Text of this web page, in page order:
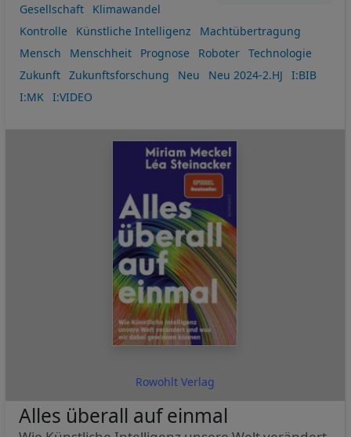
Gesellschaft
Klimawandel
Kontrolle
Künstliche Intelligenz
Machtübertragung
Mensch
Menschheit Prognose Roboter
Technologie
Zukunft
Zukunftsforschung Neu Neu 2024-2.HJ
I:BIB
I:MK
I:VIDEO
Rowohlt Verlag
Alles überall auf einmal